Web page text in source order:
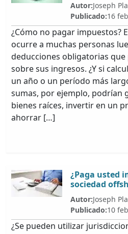
Autor:Joseph
Publicado:16
¿Cómo no pagar impuestos?
ocurre a muchas personas
deducciones obligatorias
sobre sus ingresos. ¿Y si
un año o un período más
sumas, por ejemplo, podrían
bienes raíces, invertir en un
ahorrar […]
¿Paga usted
sociedad
Autor:Joseph
Publicado:10
¿Se pueden utilizar